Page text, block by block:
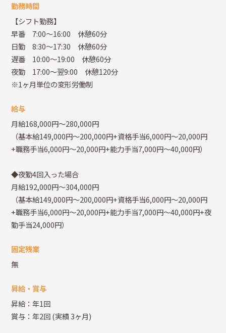
勤務時間
【シフト勤務】
早番 7:00～16:00 休憩60分
日勤 8:30～17:30 休憩60分
遅番 10:00～19:00 休憩60分
夜勤 17:00～翌9:00 休憩120分
※1ヶ月単位の変形労働制
給与
月給168,000円～280,000円
（基本給149,000円～200,000円+資格手当6,000円～20,000円
+職務手当6,000円～20,000円+能力手当7,000円～40,000円）
◆夜勤4回入った場合
月給192,000円～304,000円
（基本給149,000円～200,000円+資格手当6,000円～20,000円
+職務手当6,000円～20,000円+能力手当7,000円～40,000円+夜
勤手当24,000円）
固定残業
無
昇給・賞与
昇給：年1回
賞与：年2回(実績 3ヶ月)